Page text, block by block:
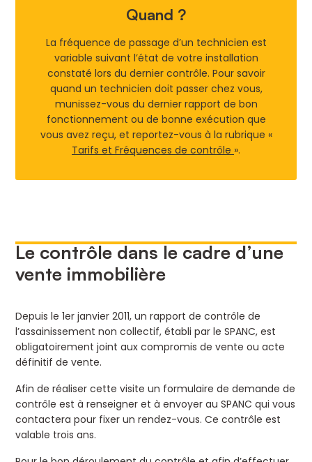
Quand ?
La fréquence de passage d’un technicien est
variable suivant l’état de votre installation
constaté lors du dernier contrôle. Pour savoir
quand un technicien doit passer chez vous,
munissez-vous du dernier rapport de bon
fonctionnement ou de bonne exécution que
vous avez reçu, et reportez-vous à la rubrique «
Tarifs et Fréquences de contrôle ».
Le contrôle dans le cadre d’une
vente immobilière
Depuis le 1er janvier 2011, un rapport de contrôle de
l’assainissement non collectif, établi par le SPANC, est
obligatoirement joint aux compromis de vente ou acte
définitif de vente.
Afin de réaliser cette visite un formulaire de demande de
contrôle est à renseigner et à envoyer au SPANC qui vous
contactera pour fixer un rendez-vous. Ce contrôle est
valable trois ans.